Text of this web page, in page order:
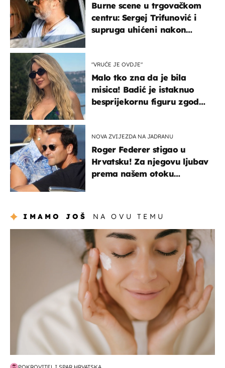
Burne scene u trgovačkom
centru: Sergej Trifunović i
supruga uhićeni nakon
"VRUĆE JE OVDJE"
Malo tko zna da je bila
misica! Badić je istaknuo
besprijekornu figuru zgodne
NOVA ZVIJEZDA NA JADRANU
Roger Federer stigao u
Hrvatsku! Za njegovu ljubav
prema našem otoku
IMAMO JOŠ NA OVU TEMU
moda & ljepota